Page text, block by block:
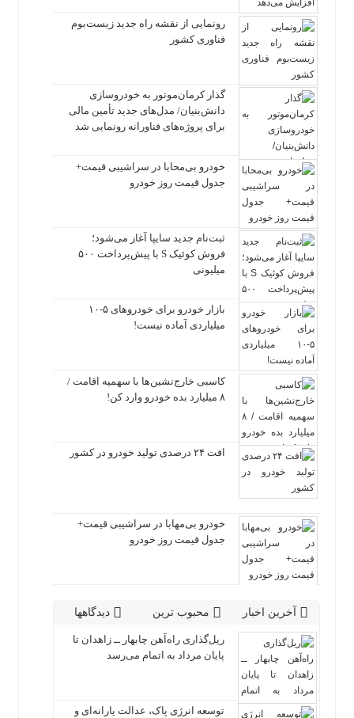
رونمایی از نقشه راه جدید زیست‌بوم
فناوری کشور
گذار کرمان‌موتور به خودروسازی
دانش‌بنیان/ مدل‌های جدید تأمین مالی
برای پروژه‌های فناورانه رونمایی شد
خودرو بی‌محابا در سراشیبی قیمت+
جدول قیمت روز خودرو
ثبت‌نام جدید سایپا آغاز می‌شود؛
فروش کوئیک S با پیش‌پرداخت ۵۰۰
میلیونی
بازار خودرو برای خودروهای ۵-۱۰
میلیاردی آماده نیست!
کاسبی خارج‌نشین‌ها با سهمیه اقامت /
۸ میلیارد بده خودرو وارد کن!
افت ۲۴ درصدی تولید خودرو در کشور
خودرو بی‌مهابا در سراشیبی قیمت+
جدول قیمت روز خودرو
آخرین اخبار محبوب ترین دیدگاهها
ریل‌گذاری راه‌آهن چابهار ــ زاهدان تا
پایان مرداد به اتمام می‌رسد
توسعه انرژی پاک، عدالت یارانه‌ای و